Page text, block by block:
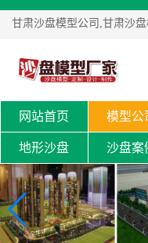
甘肃沙盘模型公司,甘肃沙
沙盘厂家！
网站首页 模型公
地形沙盘 沙盘案